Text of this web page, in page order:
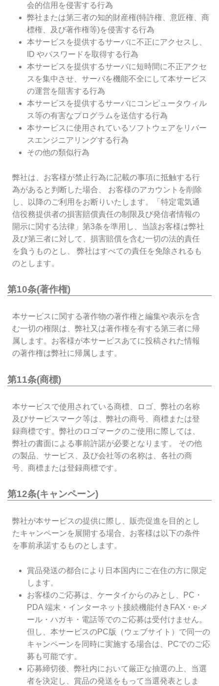
会的信用を侵害する行為
弊社または第三者の知的財産権(特許権、意匠権、商
標権、及び著作権等)を侵害する行為
本サービスを提供するサーバに不正にアクセスし、
ID やパスワードを取得する行為
本サービスを提供するサーバに短時間に不正アクセ
スを集中させ、サーバを機能不全にして本サービス
の運営を阻害する行為
本サービスを提供するサーバにコンピュータウィル
ス等の有害なプログラムを送信する行為
本サービスに使用されているソフトウェアをリバー
スエンジニアリングする行為
その他の類似行為
弊社は、お客様が禁止行為に記載の事項に抵触する行
為があると判断した場合、 お客様のアカウントを削除
し、以降のご利用をお断りいたします。「特定電気通
信役務提供者の損害賠償責任の制限及び発信者情報の
開示に関する法律」第3条を準用し、当該お客様は弊社
及び第三者に対して、損害賠償を含む一切の法的責任
を負うものとし、 弊社はすべての責任を免除されるも
のとします。
第10条(著作権)
本サービスに関する著作物の著作権と編集や表示を含
む一切の権限は、弊社又は著作権を有する第三者に帰
属します。お客様が本サービスあてに投稿された情報
の著作権は弊社に帰属します。
第11条(商標)
本サービスで使用されている商標、ロゴ、弊社の名称
及びサービスマーク等は、弊社の商号、商標または登
録商標です。弊社のロゴマークのご使用に際しては、
弊社の書面による事前許諾が必要となります。 その他
の製品、サービス、及び会社等の名称は、各社の商
号、商標または登録商標です。
第12条(キャンペーン)
弊社が本サービスの提供に際し、販売促進を目的とし
たキャンペーンを展開する場合、お客様は以下の条件
を事前承諾するものとします。
賞品発送の都合により日本国内にご在住の方に限定
します。
お客様のご応募は、ケータイからのみとし、PC・
PDA 端末・インターネット接続機能付きFAX・e-メ
ール・ハガキ・電話等でのご応募は受付けません。
但し、本サービスのPC版（ウェブサイト）で同一の
キャンペーンを同時に実施する場合は、PCでのご応
募も可能です。
応募締切後、弊社内において厳正な抽選の上、当選
者を決定し、賞品の発送をもって当選発表としま